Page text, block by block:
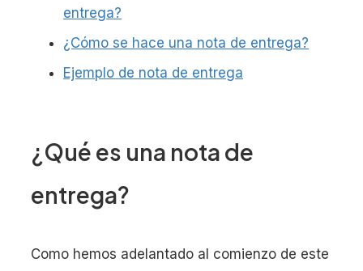
entrega?
¿Cómo se hace una nota de entrega?
Ejemplo de nota de entrega
¿Qué es una nota de
entrega?
Como hemos adelantado al comienzo de este